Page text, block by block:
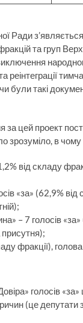
Ради
та груп
були такі
за цей проект
зрозуміло, в чому
від складу
«за» (62,9% від
– 7 голосів
присутня);
фракції),
голосів
(це